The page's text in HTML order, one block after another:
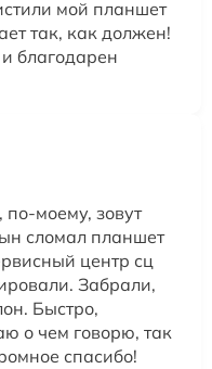
мой планшет
так, как должен!
благодарен
моему, зовут
сломал планшет
центр сц
Забрали,
Быстро,
о чем говорю, так
спасибо!